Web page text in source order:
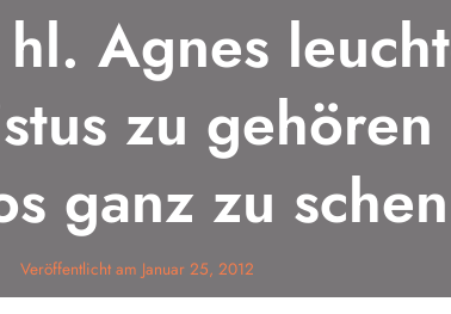
Agnes
zu
ganz zu
Veröffentlicht am Januar 25, 2012